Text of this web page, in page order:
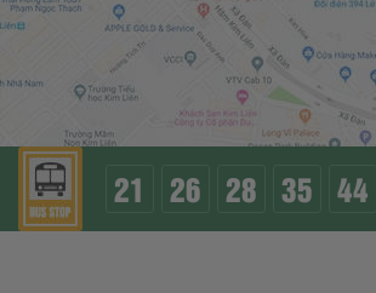
21 26 28 35 44